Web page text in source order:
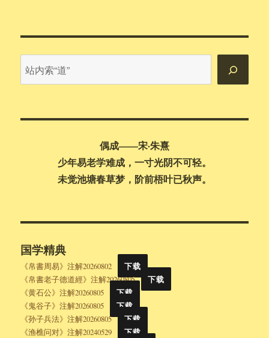
内
偶成——宋·朱熹
少年易老学难成，一寸光阴不可轻。
未觉池塘春草梦，阶前梧叶已秋声。
国学精典
《帛書周易》注解20260802
下载
《帛書老子德道經》注解20260805
下载
《黄石公》注解20260805
下载
《鬼谷子》注解20260805
下载
《孙子兵法》注解20260805
下载
《渔樵问对》注解20240529
下载